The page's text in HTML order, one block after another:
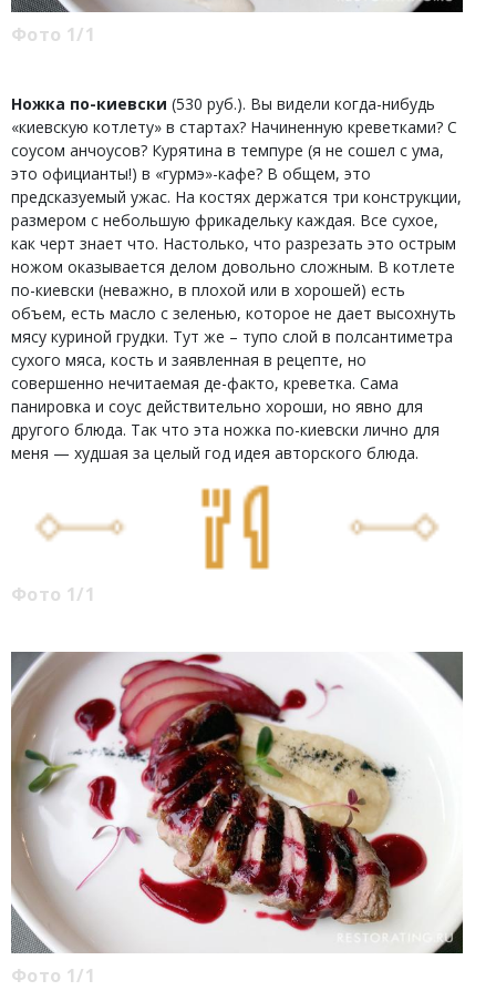
Фото 1/1
Ножка по-киевски (530 руб.). Вы видели когда-нибудь
«киевскую котлету» в стартах? Начиненную креветками? С
соусом анчоусов? Курятина в темпуре (я не сошел с ума,
это официанты!) в «гурмэ»-кафе? В общем, это
предсказуемый ужас. На костях держатся три конструкции,
размером с небольшую фрикадельку каждая. Все сухое,
как черт знает что. Настолько, что разрезать это острым
ножом оказывается делом довольно сложным. В котлете
по-киевски (неважно, в плохой или в хорошей) есть
объем, есть масло с зеленью, которое не дает высохнуть
мясу куриной грудки. Тут же – тупо слой в полсантиметра
сухого мяса, кость и заявленная в рецепте, но
совершенно нечитаемая де-факто, креветка. Сама
панировка и соус действительно хороши, но явно для
другого блюда. Так что эта ножка по-киевски лично для
меня — худшая за целый год идея авторского блюда.
Фото 1/1
Фото 1/1